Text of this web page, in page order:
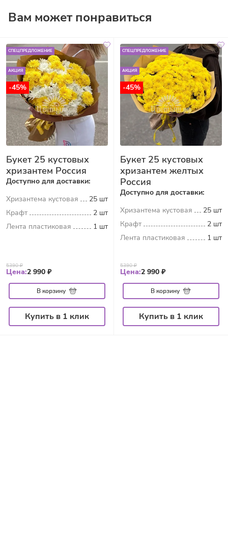
Вам может понравиться
-45%
СПЕЦПРЕДЛОЖЕНИЕ
АКЦИЯ
Букет 25 кустовых
хризантем Россия
Доступно для доставки:
Хризантема кустовая
25 шт
Крафт
2 шт
Лента пластиковая
1 шт
5390 ₽
Цена:2 990 ₽
В корзину
Купить в 1 клик
-45%
СПЕЦПРЕДЛОЖЕНИЕ
АКЦИЯ
Букет 25 кустовых
хризантем желтых
Россия
Доступно для доставки:
Хризантема кустовая
25 шт
Крафт
2 шт
Лента пластиковая
1 шт
5390 ₽
Цена:2 990 ₽
В корзину
Купить в 1 клик